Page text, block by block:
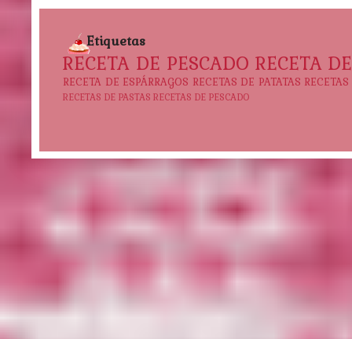
Etiquetas
RECETA DE PESCADO RECETA
RECETA DE ESPÁRRAGOS RECETAS DE PATATAS
RECETAS DE PASTAS RECETAS DE PESCADO